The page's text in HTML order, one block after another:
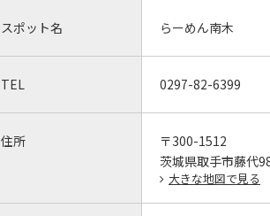
スポット名 らーめん南木
TEL 0297-82-6399
住所
〒300-1512
茨城県取手市藤代
大きな地図で見る